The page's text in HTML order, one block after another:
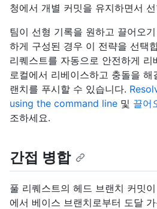
청에서 개별 커밋을 유지하면서
팀이 선형 기록을 원하고 끌어오
하게 구성된 경우 이 전략을 선택
리퀘스트를 자동으로 안전하게 리
로컬에서 리베이스하고 충돌을
랜치를 푸시할 수 있습니다.
using the command line 및 끌어
조하세요.
간접 병합
풀 리퀘스트의 헤드 브랜치 커밋
에서 베이스 브랜치로부터 도달